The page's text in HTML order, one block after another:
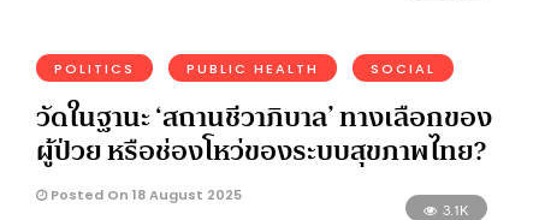
POLITICS PUBLIC HEALTH SOCIAL
วัดในฐานะ ‘สถานชีวาภิบาล’ ทางเลือกของ
ผู้ป่วย หรือช่องโหว่ของระบบสุขภาพไทย?
Posted On 18 August 2025
3.1K